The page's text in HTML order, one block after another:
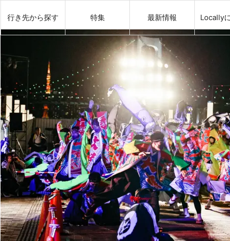
行き先から探す 特集 最新情報 Locally